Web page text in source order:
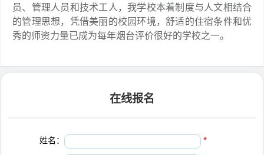
员、管理人员和技术工人，我学校本着制度与人文相结合
的管理思想，凭借美丽的校园环境，舒适的住宿条件和优
秀的师资力量已成为每年烟台评价很好的学校之一。
在线报名
姓名： *